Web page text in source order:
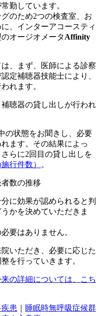
常勤しています。
のため2つの検査室、お
、インターアコースティ
オージオメータAffinity
、まず、医師による診察
定補聴器技能士により、
れます。
聴器の貸し出しが行われ
の状態をお聞きし、必要
ます。その結果によっ
らに2回目の貸し出しを
行件数） 。
に効果が認められると判
かを決めていただきま
要はありません。
いただき
、必要に応じた
を行っていきます。
の詳細については、こち
患
睡眠時無呼吸症候群